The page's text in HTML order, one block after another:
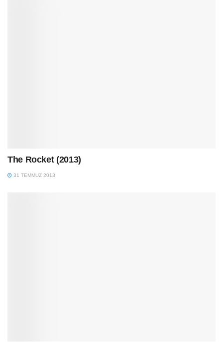
The Rocket (2013)
31 TEMMUZ 2013